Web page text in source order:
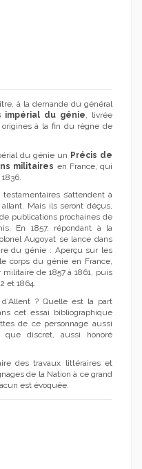
à la demande du général
impérial du génie, livrée
à la fin du règne de
du génie un Précis de
militaires en France, qui
s’attendent à
Mais ils seront déçus,
publications prochaines de
En 1857, répondant à la
Augoyat se lance dans
du génie : Aperçu sur les
corps du génie en France,
de 1857 à 1861, puis
et 1864.
? Quelle est la part
cet essai bibliographique
de ce personnage aussi
que discret, aussi honoré
des travaux littéraires et
de la Nation à ce grand
est évoquée.